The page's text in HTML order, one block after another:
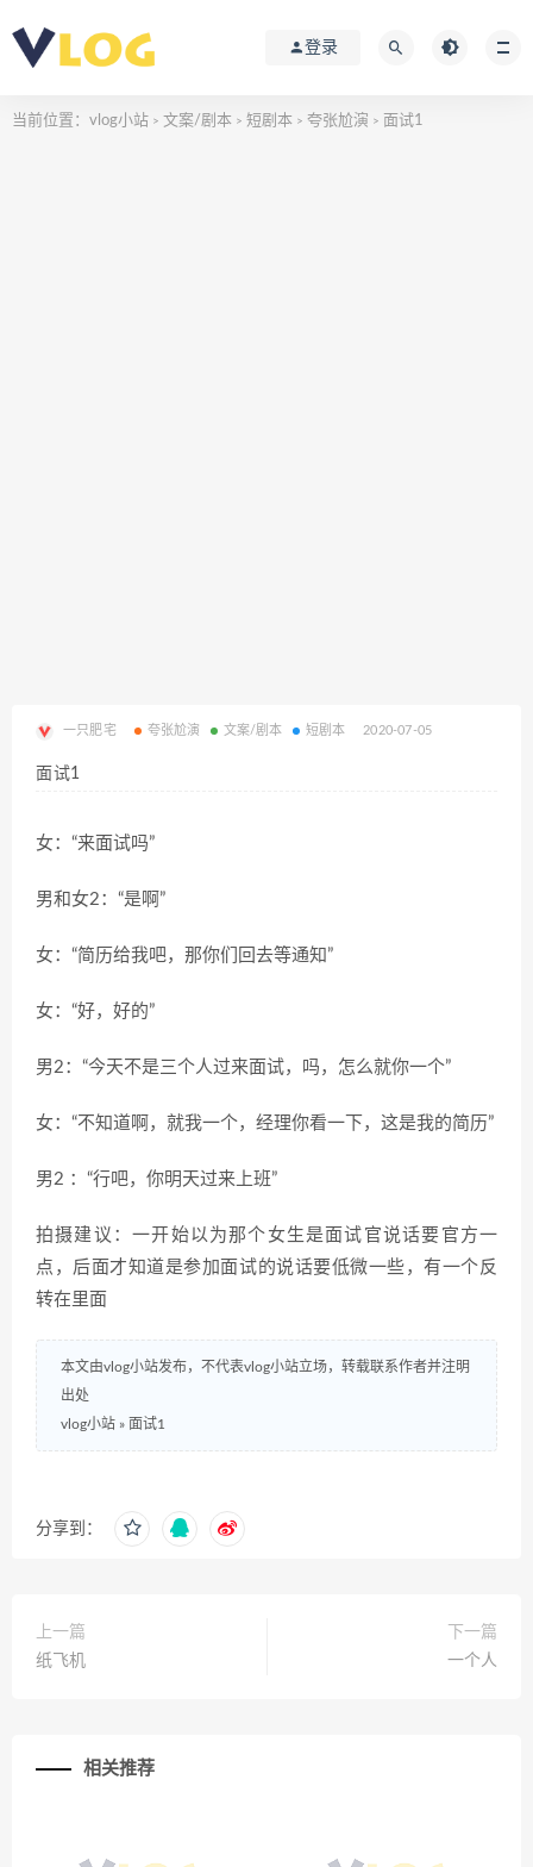
登录
当前位置： vlog小站 > 文案/剧本 > 短剧本 > 夸张尬演 > 面试1
一只肥宅 夸张尬演 文案/剧本 短剧本 2020-07-05
面试1
女： “来面试吗”
男和女2 ： “是啊 ”
女： “简历给我吧，那你们回去等通知 ”
女： “好，好的”
男2 ： “今天不是三个人过来面试，吗，怎么就你一个”
女： “不知道啊，就我一个，经理你看一下，这是我的简历”
男2 ： “行吧，你明天过来上班”
拍摄建议：一开始以为那个女生是面试官说话要官方一
点，后面才知道是参加面试的说话要低微一些，有一个反
转在里面
本文由vlog小站发布，不代表vlog小站立场，转载联系作者并注明
出处
vlog小站 » 面试1
分享到：
上一篇
纸飞机
下一篇
一个人
相关推荐